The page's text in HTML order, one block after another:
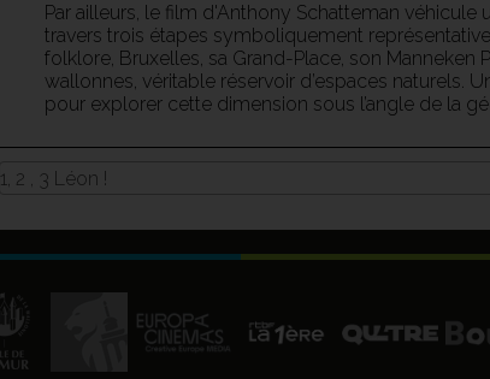
Par ailleurs, le film d'Anthony Schatteman véhicule
travers trois étapes symboliquement
folklore, Bruxelles, sa Grand-Place, son Manneken
wallonnes, véritable réservoir d’espaces naturels.
pour explorer cette dimension sous l’angle de la
1, 2 , 3 Léon !